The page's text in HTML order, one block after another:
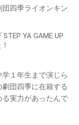
四季ライオンキン
YA GAME UP
１年生まで演じら
団四季に在籍する
実力があったんで